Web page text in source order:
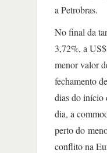
a Petrobras.
No final da
3,72%, a
menor valor
fechamento
dias do início
dia, a
perto do
conflito na